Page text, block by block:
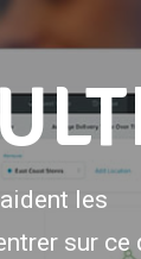
les
sur ce